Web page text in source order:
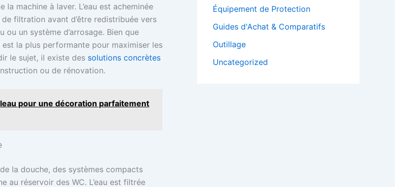
machine à laver. L’eau est acheminée
filtration avant d’être redistribuée vers
ou un système d’arrosage. Bien que
la plus performante pour maximiser les
le sujet, il existe des solutions concrètes
ou de rénovation.
pour une décoration parfaitement
la douche, des systèmes compacts
au réservoir des WC. L’eau est filtrée
Équipement de Protection
Guides d'Achat & Comparatifs
Outillage
Uncategorized